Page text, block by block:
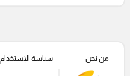
من نحن سياسة الإستخدام